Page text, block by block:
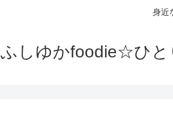
身近
ふしゆかfoodie☆ひと